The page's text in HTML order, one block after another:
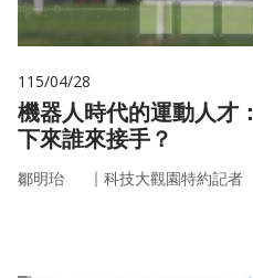
115/04/28
機器人時代的運動人才
下來誰來接手？
鄒明珆 ｜ 科技大觀園特約記者